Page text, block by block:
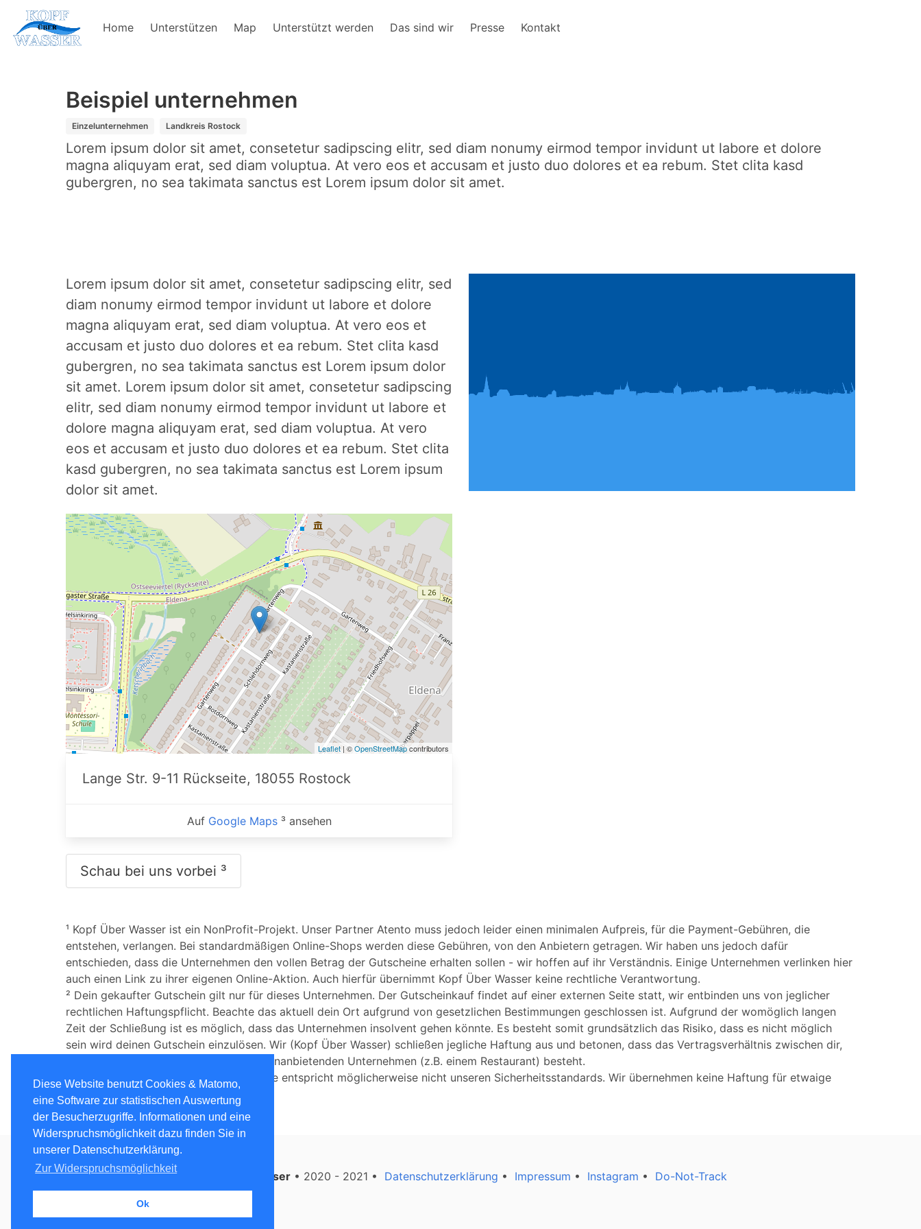
Diese Website benutzt Cookies & Matomo,
eine Software zur statistischen Auswertung
der Besucherzugriffe. Informationen und eine
Widerspruchsmöglichkeit dazu finden Sie in
unserer Datenschutzerklärung.
Zur Widerspruchsmöglichkeit
Ok
Home Unterstützen Map Unterstützt werden Das sind wir Presse Kontakt
Beispiel unternehmen
Einzelunternehmen Landkreis Rostock
Lorem ipsum dolor sit amet, consetetur sadipscing elitr, sed diam nonumy eirmod tempor invidunt ut labore et dolore
magna aliquyam erat, sed diam voluptua. At vero eos et accusam et justo duo dolores et ea rebum. Stet clita kasd
gubergren, no sea takimata sanctus est Lorem ipsum dolor sit amet.
Lorem ipsum dolor sit amet, consetetur sadipscing elitr, sed
diam nonumy eirmod tempor invidunt ut labore et dolore
magna aliquyam erat, sed diam voluptua. At vero eos et
accusam et justo duo dolores et ea rebum. Stet clita kasd
gubergren, no sea takimata sanctus est Lorem ipsum dolor
sit amet. Lorem ipsum dolor sit amet, consetetur sadipscing
elitr, sed diam nonumy eirmod tempor invidunt ut labore et
dolore magna aliquyam erat, sed diam voluptua. At vero
eos et accusam et justo duo dolores et ea rebum. Stet clita
kasd gubergren, no sea takimata sanctus est Lorem ipsum
dolor sit amet.
Leaflet | ©OpenStreetMapcontributors
Lange Str. 9-11 Rückseite, 18055 Rostock
Auf Google Maps³ ansehen
Schau bei uns vorbei ³
¹ Kopf Über Wasser ist ein NonProfit-Projekt. Unser Partner Atento muss jedoch leider einen minimalen Aufpreis, für die Payment-Gebühren, die
entstehen, verlangen. Bei standardmäßigen Online-Shops werden diese Gebühren, von den Anbietern getragen. Wir haben uns jedoch dafür
entschieden, dass die Unternehmen den vollen Betrag der Gutscheine erhalten sollen - wir hoffen auf ihr Verständnis. Einige Unternehmen verlinken hier
auch einen Link zu ihrer eigenen Online-Aktion. Auch hierfür übernimmt Kopf Über Wasser keine rechtliche Verantwortung.
² Dein gekaufter Gutschein gilt nur für dieses Unternehmen. Der Gutscheinkauf findet auf einer externen Seite statt, wir entbinden uns von jeglicher
rechtlichen Haftungspflicht. Beachte das aktuell dein Ort aufgrund von gesetzlichen Bestimmungen geschlossen ist. Aufgrund der womöglich langen
Zeit der Schließung ist es möglich, dass das Unternehmen insolvent gehen könnte. Es besteht somit grundsätzlich das Risiko, dass es nicht möglich
sein wird deinen Gutschein einzulösen. Wir (Kopf Über Wasser) schließen jegliche Haftung aus und betonen, dass das Vertragsverhältnis zwischen dir,
dem Gutscheinkäufer, und dem gutscheinanbietenden Unternehmen (z.B. einem Restaurant) besteht.
³ Die über den Link erreichbare Webseite entspricht möglicherweise nicht unseren Sicherheitsstandards. Wir übernehmen keine Haftung für etwaige
Schäden.
Kopf über Wasser • 2020 - 2021 • Datenschutzerklärung • Impressum • Instagram • Do-Not-Track